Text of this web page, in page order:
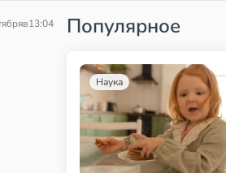
в13:04 Популярное
Наука